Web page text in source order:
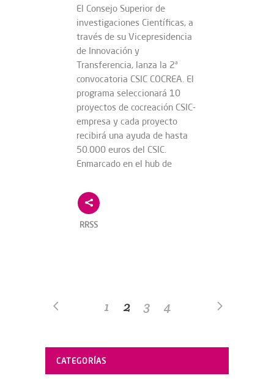
El Consejo Superior de
investigaciones Científicas, a
través de su Vicepresidencia
de Innovación y
Transferencia, lanza la 2ª
convocatoria CSIC COCREA. El
programa seleccionará 10
proyectos de cocreación CSIC-
empresa y cada proyecto
recibirá una ayuda de hasta
50.000 euros del CSIC.
Enmarcado en el hub de
RRSS
1 2 3 4
CATEGORÍAS